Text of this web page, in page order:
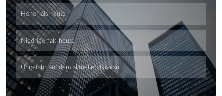
Skip